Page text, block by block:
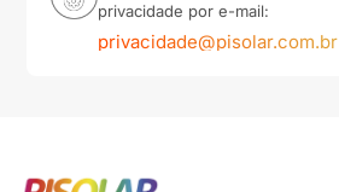
privacidade por e-mail:
privacidade@pisolar.com.br